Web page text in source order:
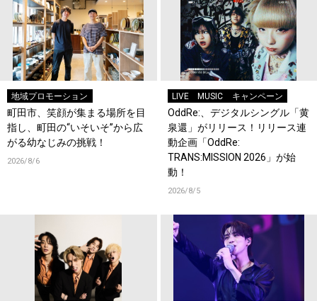
地域プロモーション
町田市、笑顔が集まる場所を目
指し、町田の“いそいそ”から広
がる幼なじみの挑戦！
2026/8/6
LIVE MUSIC キャンペーン
OddRe:、デジタルシングル「黄
泉還」がリリース！リリース連
動企画「OddRe:
TRANS:MISSION 2026」が始
動！
2026/8/5